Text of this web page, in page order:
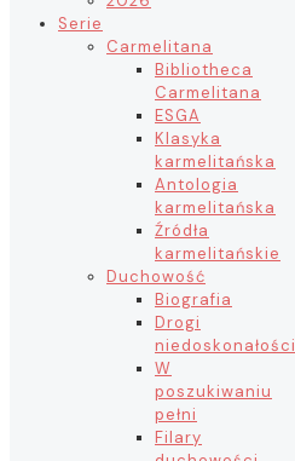
Serie
Carmelitana
Bibliotheca
Carmelitana
ESGA
Klasyka
karmelitańska
Antologia
karmelitańska
Źródła
karmelitańskie
Duchowość
Biografia
Drogi
niedoskonałości
W
poszukiwaniu
pełni
Filary